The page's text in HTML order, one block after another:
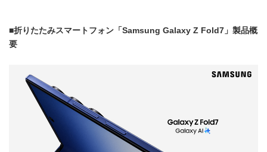
■折りたたみスマートフォン「Samsung Galaxy Z Fold7」製品概
要